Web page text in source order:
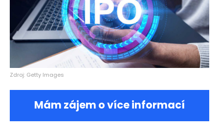
Zdroj: Getty Images
Mám zájem o více informací